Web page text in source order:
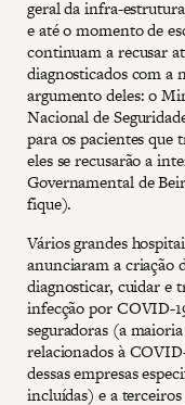
geral da infra-
e até o momento de
continuam a recusar
diagnosticados com a
argumento deles: o
Nacional de
para os pacientes que
eles se recusarão a
Governamental de
fique).
Vários grandes
anunciaram a criação
diagnosticar, cuidar e
infecção por COVID-
seguradoras (a
relacionados à
dessas empresas
incluídas) e a terceiros